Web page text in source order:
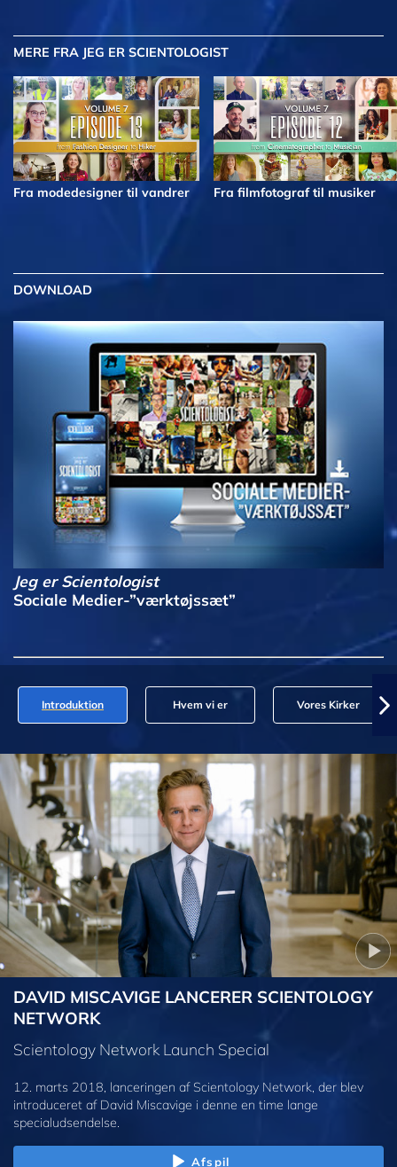
MERE FRA JEG ER SCIENTOLOGIST
Fra modedesigner til vandrer Fra filmfotograf til musiker
DOWNLOAD
Jeg er Scientologist
Sociale Medier-”værktøjssæt”
Introduktion Hvem vi er Vores Kirker
DAVID MISCAVIGE LANCERER SCIENTOLOGY
NETWORK
Scientology Network Launch Special
12. marts 2018, lanceringen af Scientology Network, der blev
introduceret af David Miscavige i denne en time lange
specialudsendelse.
Afspil